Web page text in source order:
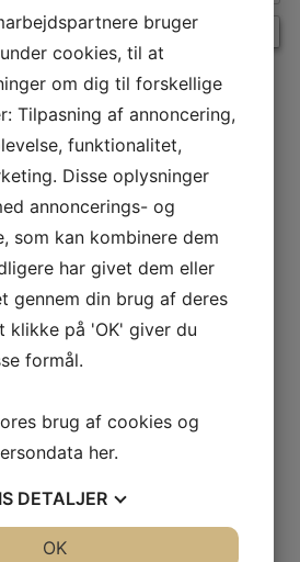
bruger
cookies, til at
om dig til forskellige
Tilpasning af annoncering,
funktionalitet,
Disse oplysninger
annoncerings- og
som kan kombinere dem
har givet dem eller
gennem din brug af deres
klikke på 'OK' giver du
formål.
brug af cookies og
her.
DETALJER
OK